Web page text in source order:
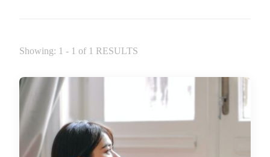
Showing: 1 - 1 of 1 RESULTS